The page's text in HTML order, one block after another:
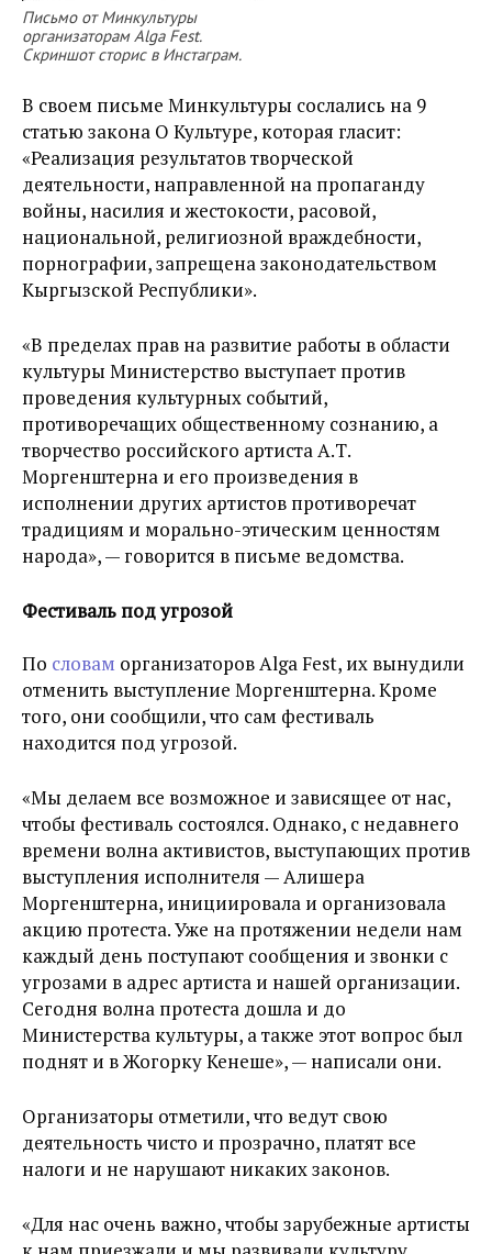
Письмо от Минкультуры
организаторам Alga Fest.
Скриншот сторис в Инстаграм.
В своем письме Минкультуры сослались на 9
статью закона О Культуре, которая гласит:
«Реализация результатов творческой
деятельности, направленной на пропаганду
войны, насилия и жестокости, расовой,
национальной, религиозной враждебности,
порнографии, запрещена законодательством
Кыргызской Республики».
«В пределах прав на развитие работы в области
культуры Министерство выступает против
проведения культурных событий,
противоречащих общественному сознанию, а
творчество российского артиста А.Т.
Моргенштерна и его произведения в
исполнении других артистов противоречат
традициям и морально-этическим ценностям
народа», — говорится в письме ведомства.
Фестиваль под угрозой
По словам организаторов Alga Fest, их вынудили
отменить выступление Моргенштерна. Кроме
того, они сообщили, что сам фестиваль
находится под угрозой.
«Мы делаем все возможное и зависящее от нас,
чтобы фестиваль состоялся. Однако, с недавнего
времени волна активистов, выступающих против
выступления исполнителя — Алишера
Моргенштерна, инициировала и организовала
акцию протеста. Уже на протяжении недели нам
каждый день поступают сообщения и звонки с
угрозами в адрес артиста и нашей организации.
Сегодня волна протеста дошла и до
Министерства культуры, а также этот вопрос был
поднят и в Жогорку Кенеше», — написали они.
Организаторы отметили, что ведут свою
деятельность чисто и прозрачно, платят все
налоги и не нарушают никаких законов.
«Для нас очень важно, чтобы зарубежные артисты